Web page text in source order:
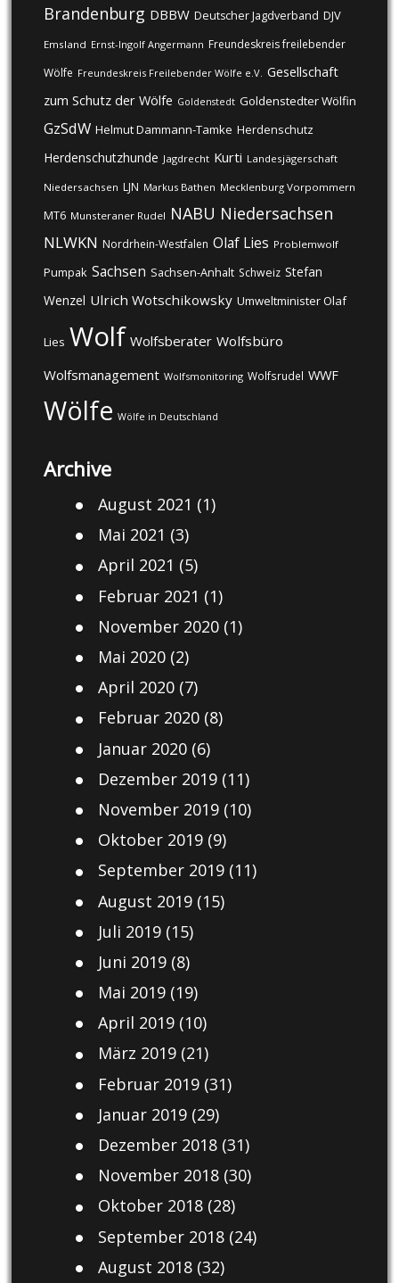
Brandenburg DBBW Deutscher Jagdverband DJV
Emsland Ernst-Ingolf Angermann Freundeskreis freilebender
Wölfe Freundeskreis Freilebender Wölfe e.V. Gesellschaft
zum Schutz der Wölfe Goldenstedt Goldenstedter Wölfin
GzSdW Helmut Dammann-Tamke Herdenschutz
Herdenschutzhunde Jagdrecht Kurti Landesjägerschaft
Niedersachsen LJN Markus Bathen Mecklenburg Vorpommern
MT6 Munsteraner Rudel NABU Niedersachsen
NLWKN Nordrhein-Westfalen Olaf Lies Problemwolf
Pumpak Sachsen Sachsen-Anhalt Schweiz Stefan
Wenzel Ulrich Wotschikowsky Umweltminister Olaf
Lies Wolf Wolfsberater Wolfsbüro
Wolfsmanagement Wolfsmonitoring Wolfsrudel WWF
Wölfe Wölfe in Deutschland
Archive
August 2021 (1)
Mai 2021 (3)
April 2021 (5)
Februar 2021 (1)
November 2020(1)
Mai 2020(2)
April 2020(7)
Februar 2020(8)
Januar 2020(6)
Dezember 2019(11)
November 2019(10)
Oktober 2019(9)
September 2019(11)
August 2019(15)
Juli 2019(15)
Juni 2019(8)
Mai 2019(19)
April 2019(10)
März 2019(21)
Februar 2019(31)
Januar 2019(29)
Dezember 2018(31)
November 2018(30)
Oktober 2018(28)
September 2018(24)
August 2018(32)